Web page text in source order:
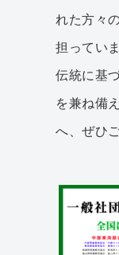
れた方々
担っていま
伝統に基
を兼ね備
へ、ぜひ